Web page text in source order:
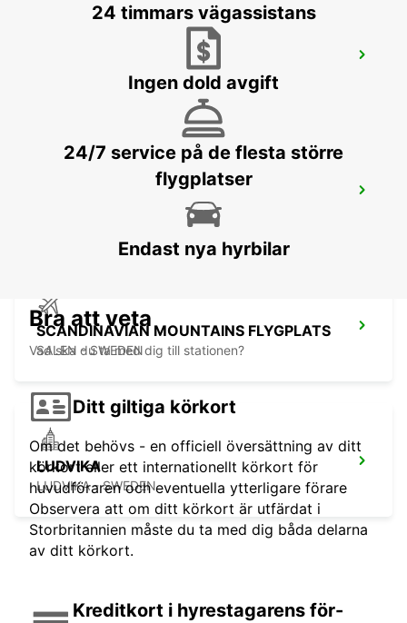
BORLANGE - SWEDEN
SCANDINAVIAN MOUNTAINS FLYGPLATS
SALEN - SWEDEN
LUDVIKA
LUDVIKA - SWEDEN
24 timmars vägassistans
Ingen dold avgift
24/7 service på de flesta större
flygplatser
Endast nya hyrbilar
Bra att veta
Vad ska du ta med dig till stationen?
Ditt giltiga körkort
Om det behövs - en officiell översättning av ditt
körkort eller ett internationellt körkort för
huvudföraren och eventuella ytterligare förare
Observera att om ditt körkort är utfärdat i
Storbritannien måste du ta med dig båda delarna
av ditt körkort.
Kreditkort i hyrestagarens för-